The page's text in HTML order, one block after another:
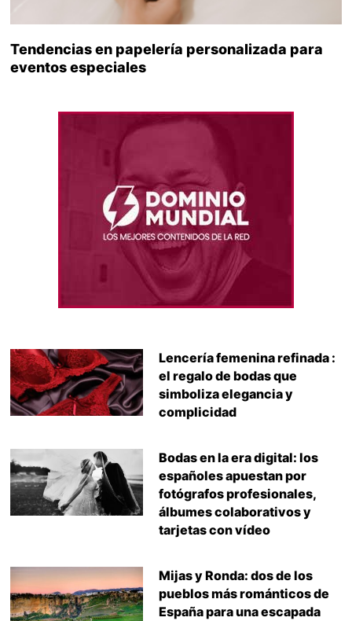
Tendencias en papelería personalizada para
eventos especiales
Lencería femenina refinada :
el regalo de bodas que
simboliza elegancia y
complicidad
Bodas en la era digital: los
españoles apuestan por
fotógrafos profesionales,
álbumes colaborativos y
tarjetas con vídeo
Mijas y Ronda: dos de los
pueblos más románticos de
España para una escapada